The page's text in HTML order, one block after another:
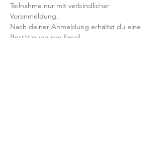
Teilnahme nur mit verbindlicher
Voranmeldung.
Nach deiner Anmeldung erhältst du eine
Bestätigung per Email.